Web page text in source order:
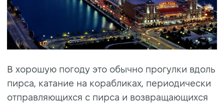
В хорошую погоду это обычно прогулки вдоль
пирса, катание на корабликах, периодически
отправляющихся с пирса и возвращающихся